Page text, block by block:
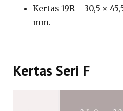
Kertas 19R = 30,5 ×
mm.
Kertas Seri F